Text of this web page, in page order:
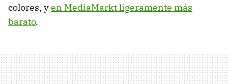
colores, yen MediaMarkt ligeramente más
barato.